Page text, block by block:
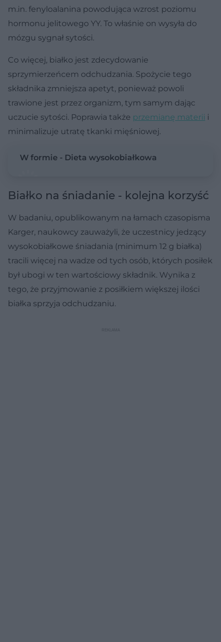
m.in. fenyloalanina powodująca wzrost poziomu
hormonu jelitowego YY. To właśnie on wysyła do
mózgu sygnał sytości.
Co więcej, białko jest zdecydowanie
sprzymierzeńcem odchudzania. Spożycie tego
składnika zmniejsza apetyt, ponieważ powoli
trawione jest przez organizm, tym samym dając
uczucie sytości. Poprawia także przemianę materii i
minimalizuje utratę tkanki mięśniowej.
W formie - Dieta wysokobiałkowa
Białko na śniadanie - kolejna korzyść
W badaniu, opublikowanym na łamach czasopisma
Karger, naukowcy zauważyli, że uczestnicy jedzący
wysokobiałkowe śniadania (minimum 12 g białka)
tracili więcej na wadze od tych osób, których posiłek
był ubogi w ten wartościowy składnik. Wynika z
tego, że przyjmowanie z posiłkiem większej ilości
białka sprzyja odchudzaniu.